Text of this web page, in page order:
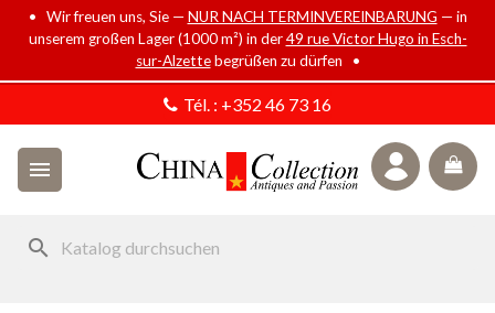
• Wir freuen uns, Sie — NUR NACH TERMINVEREINBARUNG — in
unserem großen Lager (1000 m²) in der49 rue Victor Hugo in Esch-
sur-Alzettebegrüßen zu dürfen •
Tél. : +352 46 73 16

search